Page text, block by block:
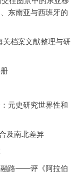
东南亚与西班牙的
关档案文献整理与研
元史研究世界性和
及南北差异
融路——评《阿拉伯